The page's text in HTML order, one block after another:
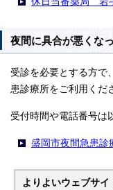
夜間に具合が悪くな
受診を必要とする方で
患診療所をご利用くだ
受付時間や電話番号は
盛岡市夜間急患診
よりよいウェブサ